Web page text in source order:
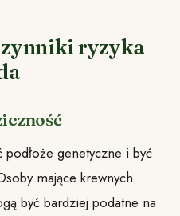
ryzyka
genetyczne i być
mające krewnych
być bardziej podatne na